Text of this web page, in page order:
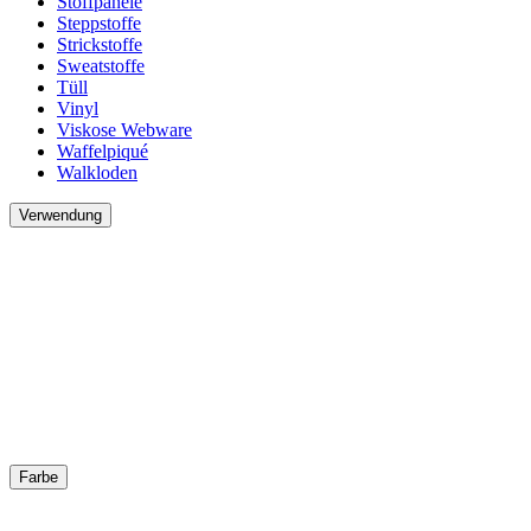
Steppstoffe
Strickstoffe
Sweatstoffe
Tüll
Vinyl
Viskose Webware
Waffelpiqué
Walkloden
Verwendung
Farbe